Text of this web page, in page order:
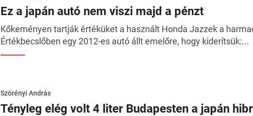
Ez a japán autó nem viszi majd a pénzt
Kőkeményen tartják értéküket a használt Honda Jazzek a
Értékbecslőben egy 2012-es autó állt emelőre, hogy kiderítsük:...
Szörényi András
Tényleg elég volt 4 liter Budapesten a japán